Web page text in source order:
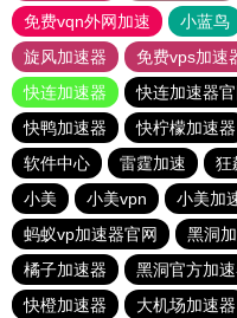
免费vqn外网加速
小蓝鸟
旋风加速器
免费vps加速
快连加速器
快连加速器
快鸭加速器
快柠檬加速器
软件中心
雷霆加速 狂
小美
小美vpn 小美加
蚂蚁vp加速器官网
黑洞
橘子加速器
黑洞官方加
快橙加速器
大机场加速器